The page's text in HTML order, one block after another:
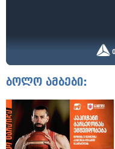
ბოლო ამბები: